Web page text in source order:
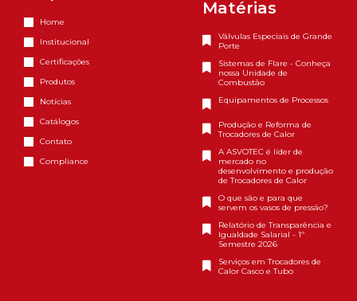
Home
Institucional
Certificações
Produtos
Notícias
Catálogos
Contato
Compliance
Matérias
Válvulas Especiais de Grande
Porte
Sistemas de Flare - Conheça
nossa Unidade de
Combustão
Equipamentos de Processos
Produção e Reforma de
Trocadores de Calor
A ASVOTEC é líder de
mercado no
desenvolvimento e produção
de Trocadores de Calor
O que são e para que
servem os vasos de pressão?
Relatório de Transparência e
Igualdade Salarial - 1º
Semestre 2026
Serviços em Trocadores de
Calor Casco e Tubo